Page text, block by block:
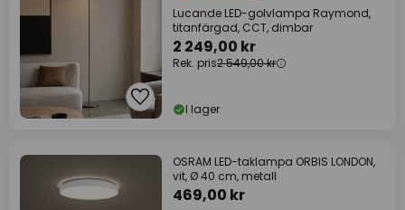
Lucande LED-golvlampa Raymond,
titanfärgad, CCT, dimbar
2 249,00 kr
Rek. pris2 549,00 kr
I lager
OSRAM LED-taklampa ORBIS LONDON,
vit, Ø 40 cm, metall
469,00 kr